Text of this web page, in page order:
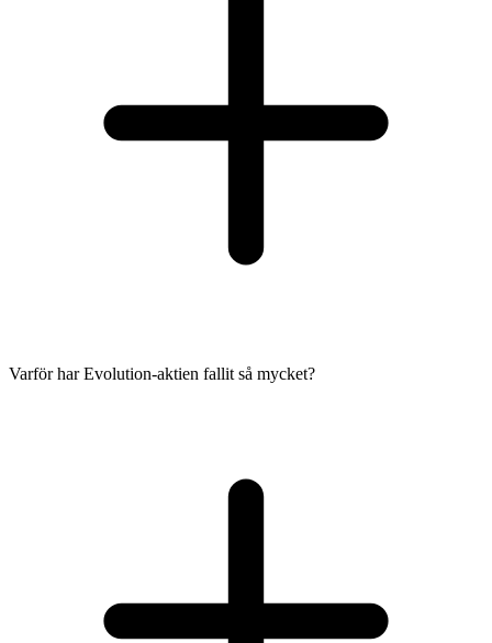
Varför har Evolution-aktien fallit så mycket?